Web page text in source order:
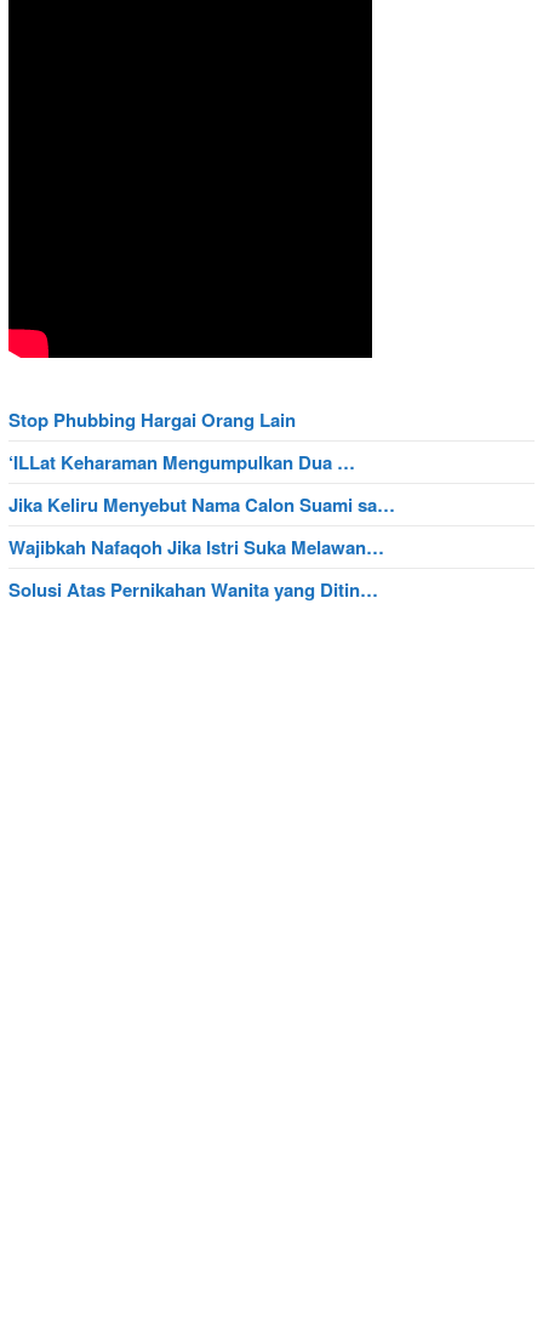
Stop Phubbing Hargai Orang Lain
‘ILLat Keharaman Mengumpulkan Dua …
Jika Keliru Menyebut Nama Calon Suami sa…
Wajibkah Nafaqoh Jika Istri Suka Melawan…
Solusi Atas Pernikahan Wanita yang Ditin…